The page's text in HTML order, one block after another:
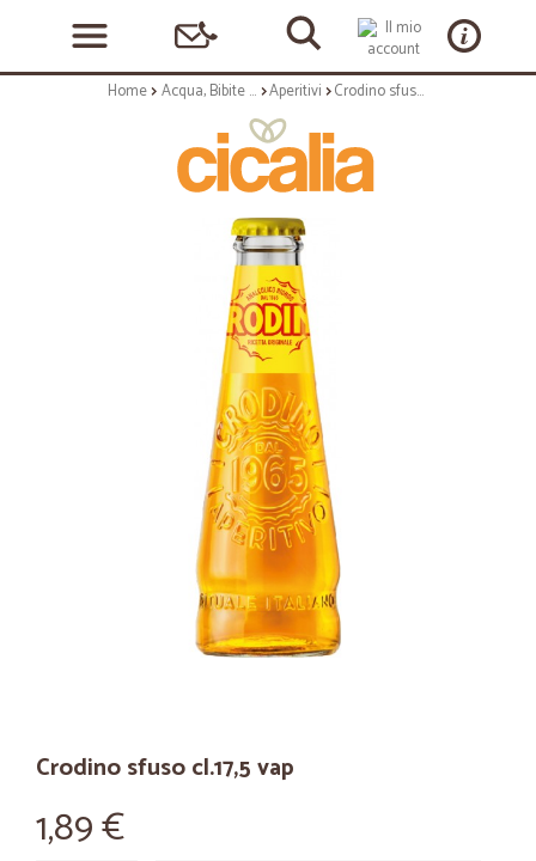
Home Acqua, Bibite e Alcolici Aperitivi Crodino sfuso cl.17,5 vap
Crodino sfuso cl.17,5 vap
1,89 €